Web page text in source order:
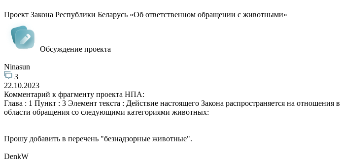
Проект Закона Республики Беларусь «Об ответственном обращении с животными»
Обсуждение проекта
Ninasun
3
22.10.2023
Комментарий к фрагменту проекта НПА:
Глава : 1 Пункт : 3 Элемент текста : Действие настоящего Закона распространяется на отношения в
области обращения со следующими категориями животных:
Прошу добавить в перечень "безнадзорные животные".
DenkW